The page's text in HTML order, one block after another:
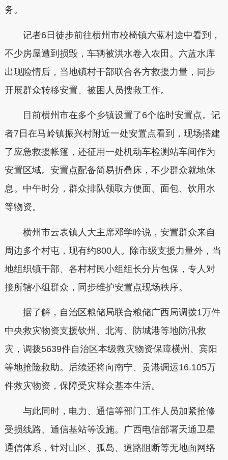
务。
记者6日徒步前往横州市校椅镇六蓝村途中看到，
不少房屋遭到损毁，车辆被洪水卷入农田。六蓝水库
出现险情后，当地镇村干部联合各方救援力量，同步
开展群众转移安置、被困人员搜救工作。
目前横州市在多个乡镇设置了6个临时安置点。记
者7日在马岭镇振兴村附近一处安置点看到，现场搭建
了应急救援帐篷，还征用一处机动车检测站车间作为
安置区域。安置点配备简易折叠床，不少群众就地休
息。中午时分，群众排队领取方便面、面包、饮用水
等物资。
横州市云表镇人大主席邓学吟说，安置群众来自
周边多个村屯，现有约800人。除市级支援力量外，当
地组织镇干部、各村村民小组组长分片包保，专人对
接所辖小组群众，同步维护安置点现场秩序。
据了解，自治区粮储局联合粮储广西局调拨1万件
中央救灾物资支援钦州、北海、防城港等地防汛救
灾，调拨5639件自治区本级救灾物资保障横州、宾阳
等地抢险救助。后续还将向南宁、贵港调运16.105万
件救灾物资，保障受灾群众基本生活。
与此同时，电力、通信等部门工作人员加紧抢修
受损线路、通信基站等设施。广西电信部署天通卫星
通信体系，针对山区、孤岛、道路阻断等无地面网络